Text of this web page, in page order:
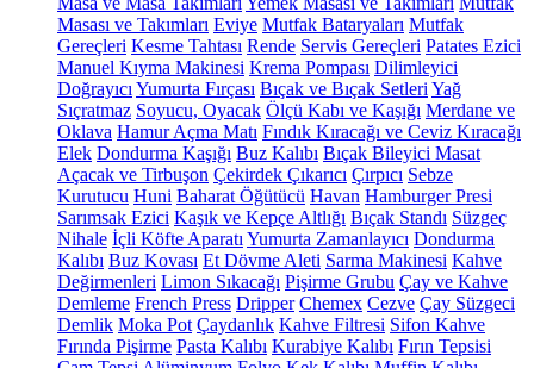
Masası ve Takımları Eviye Mutfak Bataryaları Mutfak
Gereçleri Kesme Tahtası Rende Servis Gereçleri Patates Ezici
Manuel Kıyma Makinesi Krema Pompası Dilimleyici
Doğrayıcı Yumurta Fırçası Bıçak ve Bıçak Setleri Yağ
Sıçratmaz Soyucu, Oyacak Ölçü Kabı ve Kaşığı Merdane ve
Oklava Hamur Açma Matı Fındık Kıracağı ve Ceviz Kıracağı
Elek Dondurma Kaşığı Buz Kalıbı Bıçak Bileyici Masat
Açacak ve Tirbuşon Çekirdek Çıkarıcı Çırpıcı Sebze
Kurutucu Huni Baharat Öğütücü Havan Hamburger Presi
Sarımsak Ezici Kaşık ve Kepçe Altlığı Bıçak Standı Süzgeç
Nihale İçli Köfte Aparatı Yumurta Zamanlayıcı Dondurma
Kalıbı Buz Kovası Et Dövme Aleti Sarma Makinesi Kahve
Değirmenleri Limon Sıkacağı Pişirme Grubu Çay ve Kahve
Demleme French Press Dripper Chemex Cezve Çay Süzgeci
Demlik Moka Pot Çaydanlık Kahve Filtresi Sifon Kahve
Fırında Pişirme Pasta Kalıbı Kurabiye Kalıbı Fırın Tepsisi